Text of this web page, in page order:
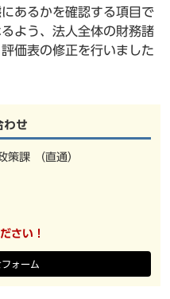
あるかを確認する項目で
よう、法人全体の財務諸
価表の修正を行いました
わせ
策課 （直通）
さい！
ォーム